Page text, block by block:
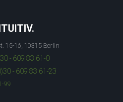
15-16, 10315 Berlin
- 609 83 61-0
- 609 83 61-23
99